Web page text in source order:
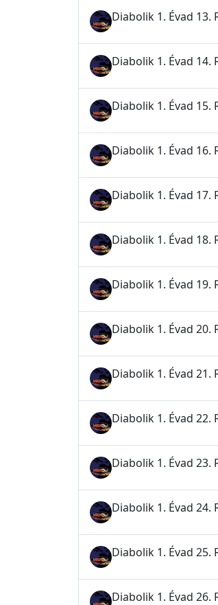
Diabolik 1. Évad 13.
Diabolik 1. Évad 14.
Diabolik 1. Évad 15.
Diabolik 1. Évad 16.
Diabolik 1. Évad 17.
Diabolik 1. Évad 18.
Diabolik 1. Évad 19.
Diabolik 1. Évad 20.
Diabolik 1. Évad 21.
Diabolik 1. Évad 22.
Diabolik 1. Évad 23.
Diabolik 1. Évad 24.
Diabolik 1. Évad 25.
Diabolik 1. Évad 26.